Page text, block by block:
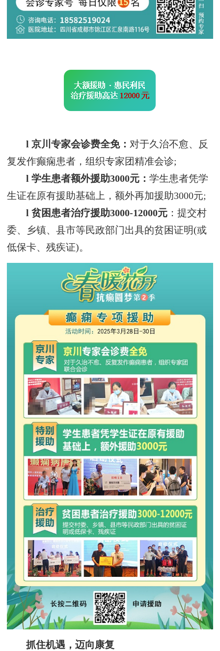
l 京川专家会诊费全免：对于久治不愈、反
复发作癫痫患者，组织专家团精准会诊;
l 学生患者额外援助3000元：学生患者凭学
生证在原有援助基础上，额外再加援助3000元;
l 贫困患者治疗援助3000-12000元 ：提交村
委、乡镇、县市等民政部门出具的贫困证明(或
低保卡、残疾证)。
抓住机遇，迈向康复‌